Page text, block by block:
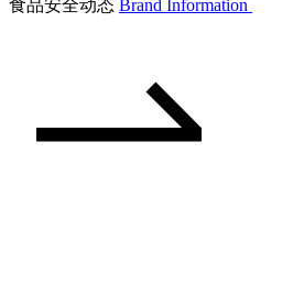
食品安全动态 Brand Information